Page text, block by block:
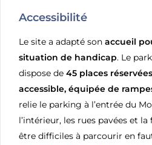
Accessibilité
Le site a adapté sonaccueil
situation de handicap. Le
dispose de45 places
accessible, équipée de
relie le parking à l’entrée du
l’intérieur, les rues pavées et
être difficiles à parcourir en